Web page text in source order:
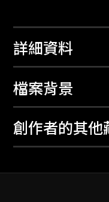
詳細資料
檔案背景
創作者的其他